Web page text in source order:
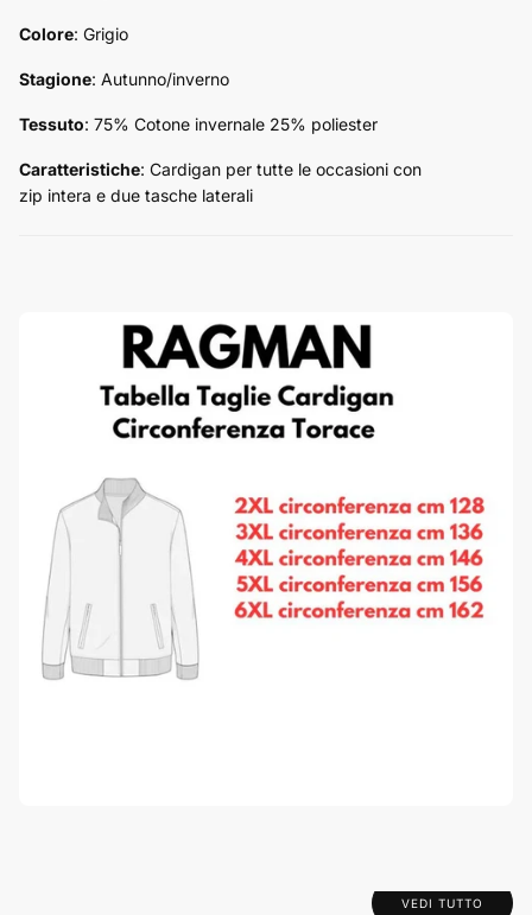
Colore: Grigio
Stagione: Autunno/inverno
Tessuto: 75% Cotone invernale 25% poliester
Caratteristiche: Cardigan per tutte le occasioni con
zip intera e due tasche laterali
VEDI TUTTO